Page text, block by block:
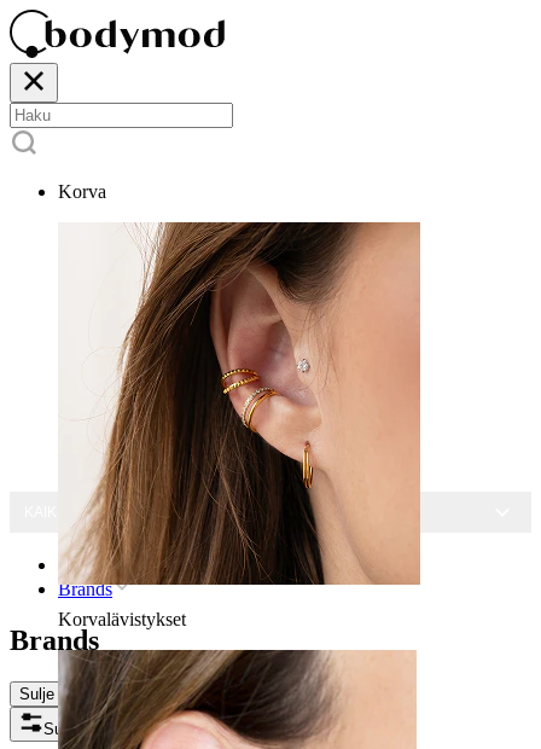
Korva
Korvalävistykset
KAIKKI KORUT -15 %
Etusivu
Brands
Brands
Sulje
Suodattimet